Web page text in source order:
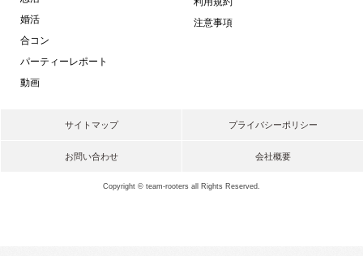
婚活
合コン
パーティーレポート
動画
注意事項
サイトマップ プライバシーポリシー
お問い合わせ 会社概要
Copyright © team-rooters all Rights Reserved.